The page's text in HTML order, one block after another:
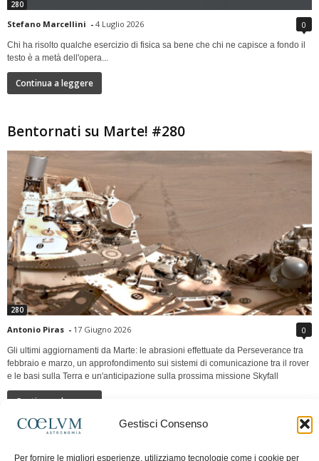
Gestisci Consenso
Per fornire le migliori esperienze, utilizziamo tecnologie come i cookie per
280
Stefano Marcellini - 4 Luglio 2026 0
Chi ha risolto qualche esercizio di fisica sa bene che chi ne capisce a fondo il
testo è a metà dell'opera...
Continua a leggere
Bentornati su Marte! #280
280
Antonio Piras - 17 Giugno 2026 0
Gli ultimi aggiornamenti da Marte: le abrasioni effettuate da Perseverance tra
febbraio e marzo, un approfondimento sui sistemi di comunicazione tra il rover
e le basi sulla Terra e un'anticipazione sulla prossima missione Skyfall
Continua a leggere